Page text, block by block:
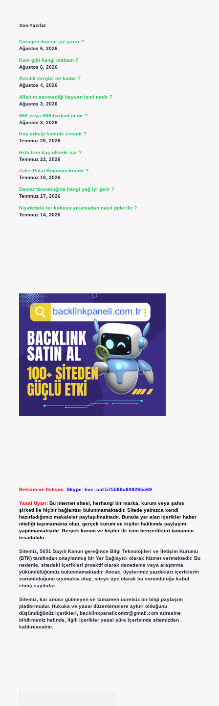
Son Yazılar
Coragen ilaç ne işe yarar ?
Ağustos 6, 2026
Kum gibi hangi makam ?
Ağustos 6, 2026
Avcılık vergisi ne kadar ?
Ağustos 4, 2026
Allah’ın sevmediği hayvan ismi nedir ?
Ağustos 3, 2026
868 veya 869 barkod nedir ?
Ağustos 3, 2026
Koç erkeği kiminle evlenir ?
Temmuz 26, 2026
Hızlı tren kaç ülkede var ?
Temmuz 22, 2026
Zafer Polat Koyuncu kimdir ?
Temmuz 18, 2026
Damar tıkanıklığına hangi yağ iyi gelir ?
Temmuz 17, 2026
Kıyafetteki ter kokusu yıkamadan nasıl giderilir ?
Temmuz 14, 2026
Reklam ve İletişim: Skype: live:.cid.575569c608265c69
Yasal Uyarı: Bu internet sitesi, herhangi bir marka, kurum veya şahıs
şirketi ile hiçbir bağlantısı bulunmamaktadır. Sitede yalnızca kendi
hazırladığımız makaleler paylaşılmaktadır. Burada yer alan içerikler haber
niteliği taşımamakta olup, gerçek kurum ve kişiler hakkında paylaşım
yapılmamaktadır. Gerçek kurum ve kişiler ile isim benzerlikleri tamamen
tesadüfidir.
Sitemiz, 5651 Sayılı Kanun gereğince Bilgi Teknolojileri ve İletişim Kurumu
(BTK) tarafından onaylanmış bir Yer Sağlayıcı olarak hizmet vermektedir. Bu
nedenle, sitedeki içerikleri proaktif olarak denetleme veya araştırma
yükümlülüğümüz bulunmamaktadır. Ancak, üyelerimiz yazdıkları içeriklerin
sorumluluğunu taşımakta olup, siteye üye olarak bu sorumluluğu kabul
etmiş sayılırlar.
Sitemiz, kar amacı gütmeyen ve tamamen ücretsiz bir bilgi paylaşım
platformudur. Hukuka ve yasal düzenlemelere aykırı olduğunu
düşündüğünüz içerikleri, backlinkpanelicomtr@gmail.comadresine
bildirmeniz halinde, ilgili içerikler yasal süre içerisinde sitemizden
kaldırılacaktır.